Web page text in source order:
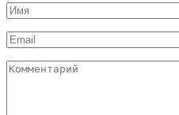
Имя
*
Email
*
Комментарий